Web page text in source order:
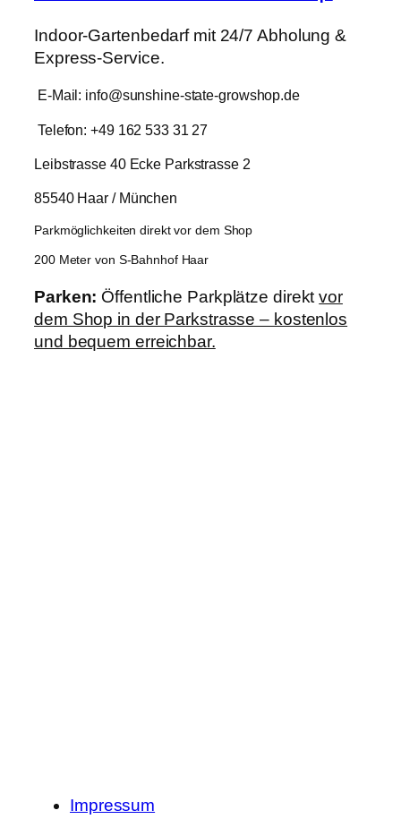
Indoor-Gartenbedarf mit 24/7 Abholung &
Express-Service.
E-Mail: info@sunshine-state-growshop.de
Telefon: +49 162 533 31 27
Leibstrasse 40 Ecke Parkstrasse 2
85540 Haar / München
Parkmöglichkeiten direkt vor dem Shop
200 Meter von S-Bahnhof Haar
Parken: Öffentliche Parkplätze direktvor
dem Shop in der Parkstrasse – kostenlos
und bequem erreichbar.
Impressum